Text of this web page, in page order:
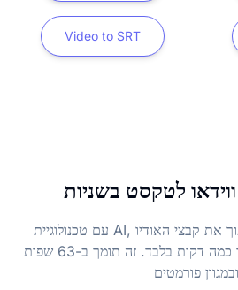
Video to SRT
ווידאו לטקסט בשניות
עם טכנולוגיית AI, אתה יכול במהירות להפוך את קבצי האודיו
והווידאו שלך לטקסט תוך כמה דקות בלבד. זה תומך ב-63 שפות